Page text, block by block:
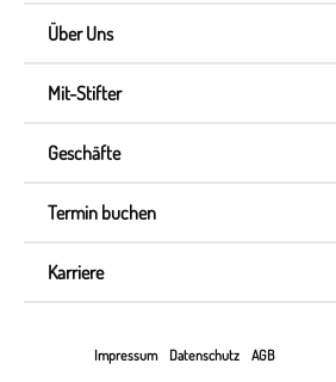
Über Uns
Mit-Stifter
Geschäfte
Termin buchen
Karriere
Impressum Datenschutz AGB